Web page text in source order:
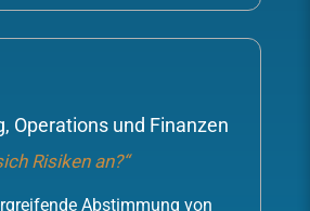
Operations und Finanzen
Risiken an?“
Abstimmung von